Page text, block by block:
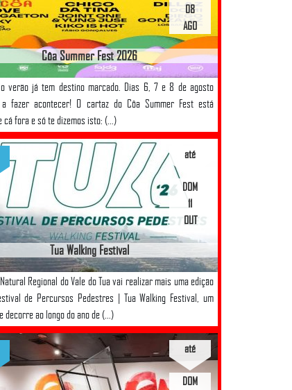
Côa Summer Fest 2026
verão já tem destino marcado. Dias 6, 7 e 8 de agosto
fazer acontecer! O cartaz do Côa Summer Fest está
cá fora e só te dizemos isto: (...)
08
AGO
Tua Walking Festival
Regional do Vale do Tua vai realizar mais uma edição
de Percursos Pedestres | Tua Walking Festival, um
decorre ao longo do ano de (...)
até
DOM
11
OUT
até
DOM